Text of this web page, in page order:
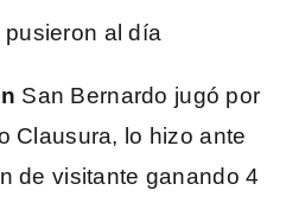
San Bernardo jugó por
Clausura, lo hizo ante
de visitante ganando 4